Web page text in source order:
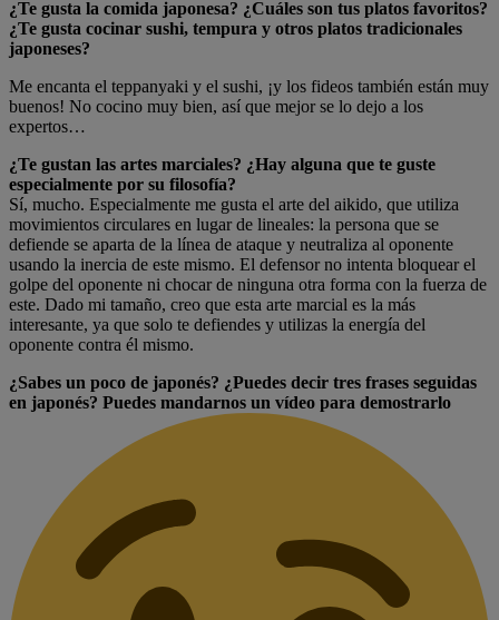
¿Te gusta la comida japonesa? ¿Cuáles son tus platos favoritos?
¿Te gusta cocinar sushi, tempura y otros platos tradicionales
japoneses?
Me encanta el teppanyaki y el sushi, ¡y los fideos también están muy
buenos! No cocino muy bien, así que mejor se lo dejo a los
expertos…
¿Te gustan las artes marciales? ¿Hay alguna que te guste
especialmente por su filosofía?
Sí, mucho. Especialmente me gusta el arte del aikido, que utiliza
movimientos circulares en lugar de lineales: la persona que se
defiende se aparta de la línea de ataque y neutraliza al oponente
usando la inercia de este mismo. El defensor no intenta bloquear el
golpe del oponente ni chocar de ninguna otra forma con la fuerza de
este. Dado mi tamaño, creo que esta arte marcial es la más
interesante, ya que solo te defiendes y utilizas la energía del
oponente contra él mismo.
¿Sabes un poco de japonés? ¿Puedes decir tres frases seguidas
en japonés? Puedes mandarnos un vídeo para demostrarlo